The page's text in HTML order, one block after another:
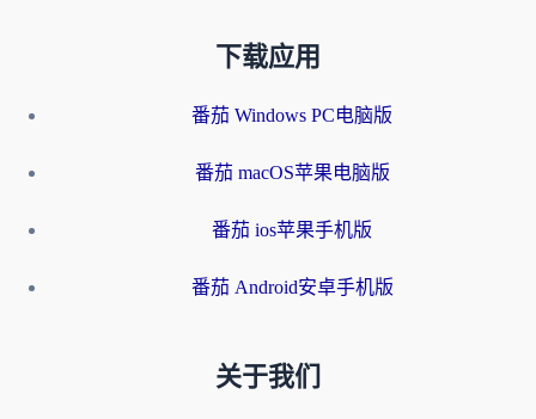
下载应用
番茄 Windows PC电脑版
番茄 macOS苹果电脑版
番茄 ios苹果手机版
番茄 Android安卓手机版
关于我们